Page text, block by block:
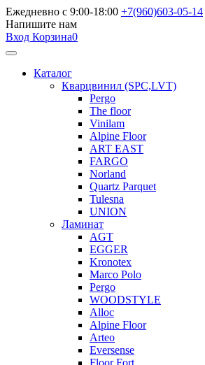
Ежедневно с 9:00-18:00 +7(960)603-05-14
Напишите нам
Вход Корзина0
Каталог
Кварцвинил (SPC,LVT)
Pergo
The floor
Vinilam
Alpine Floor
ART EAST
FARGO
Norland
Quartz Parquet
Tulesna
UNION
Ламинат
AGT
EGGER
Kronotex
Marco Polo
Pergo
WOODSTYLE
Alloc
Alpine Floor
Arteo
Eversense
Floor Fort